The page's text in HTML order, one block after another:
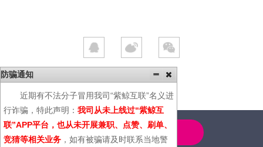
4000-600-366
防骗通知
近期有不法分子冒用我司“紫鲸互联”名义进
行诈骗，特此声明： 我司从未上线过“紫鲸互
联”APP平台，也从未开展兼职、点赞、刷单、
竞猜等相关业务 ，如有被骗请及时联系当地警